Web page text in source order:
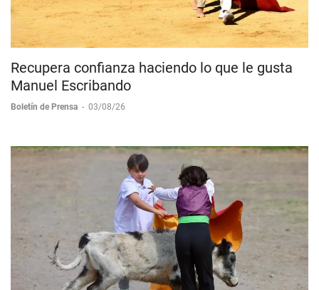
Recupera confianza haciendo lo que le gusta
Manuel Escribando
Boletín de Prensa - 03/08/26